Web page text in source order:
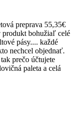
preprava 55,35€
produkt bohužiaľ celé
pásy.... každé
nechcel objednať.
prečo účtujete
paleta a celá